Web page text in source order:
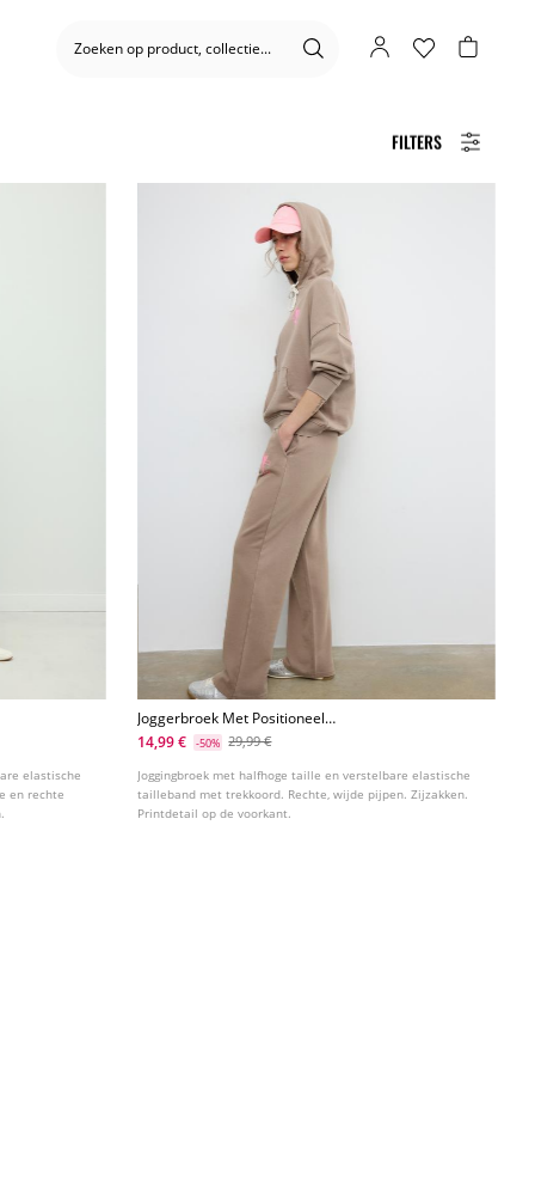
FILTERS
elastische
en rechte
Joggerbroek Met Positioneel
Verwassen Effect
14,99 € -50% 29,99 €
Joggingbroek met halfhoge taille en verstelbare elastische
tailleband met trekkoord. Rechte, wijde pijpen. Zijzakken.
Printdetail op de voorkant.